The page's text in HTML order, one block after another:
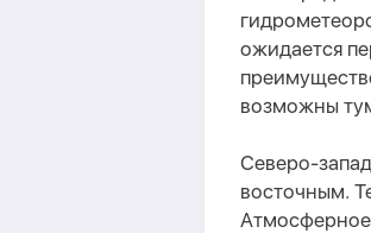
ожидается
возможны
Северо-
восточным.
Атмосферное